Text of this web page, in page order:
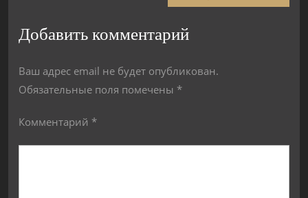
Добавить комментарий
Ваш адрес email не будет опубликован.
Обязательные поля помечены *
Комментарий *